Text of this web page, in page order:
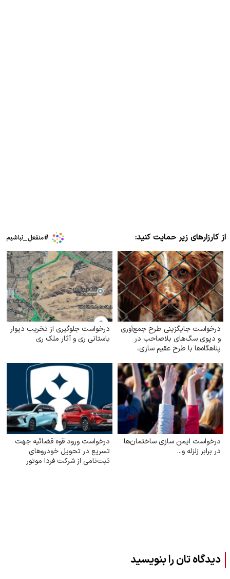
از کارزارهای زیر حمایت کنید:
درخواست جایگزینی طرح جمع‌آوری
و دپوی سگ‌های بلاصاحب در
پناهگاه‌ها با طرح عقیم سازی،
فرهنگسازی عمومی
درخواست جلوگیری از تخریب دیوار
باستانی ری و آثار ملک ری
درخواست ایمن‌ سازی ساختمان‌ها
در برابر زلزله و...
درخواست ورود قوه قضائیه جهت
تسریع در تحویل خودروهای
ثبت‌نامی از شرکت فردا موتور
دیدگاه تان را بنویسید